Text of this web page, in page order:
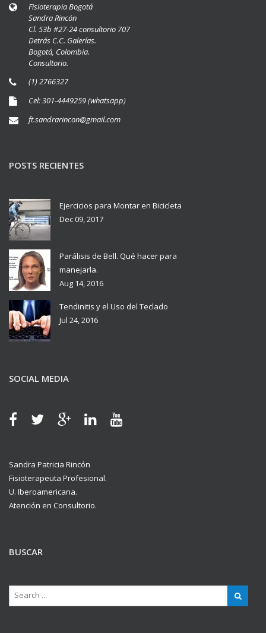
Fisioterapia Bogotá
Sandra Rincón
Cl. 53b #27-24 consultorio 707
Detrás C.C. Galerías.
Bogotá, Colombia.
Consultorio.
(1) 2766327
Cel: 301-4449259 (whatsapp)
ft.sandrarincon@gmail.com
POSTS RECIENTES
Ejercicios para Montar en Bicicleta
Dec 09, 2017
Parálisis de Bell. Qué hacer para
manejarla.
Aug 14, 2016
Tendinitis y el Uso del Teclado
Jul 24, 2016
SOCIAL MEDIA
Sandra Patricia Rincón
Fisioterapeuta Profesional.
U. Iberoamericana.
Atención en Consultorio.
BUSCAR